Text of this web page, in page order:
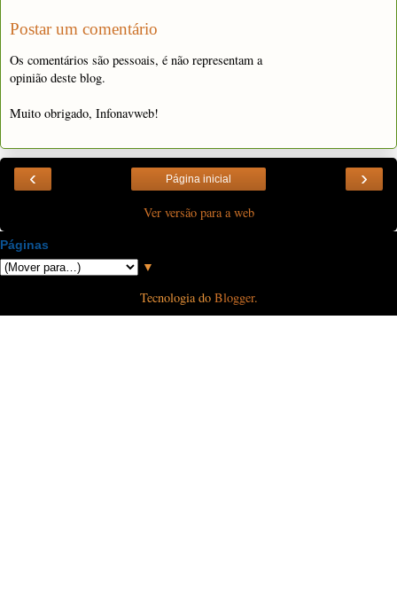
Postar um comentário
Os comentários são pessoais, é não representam a
opinião deste blog.
Muito obrigado, Infonavweb!
‹ ›
Página inicial
Ver versão para a web
Páginas
▼
Tecnologia do Blogger.